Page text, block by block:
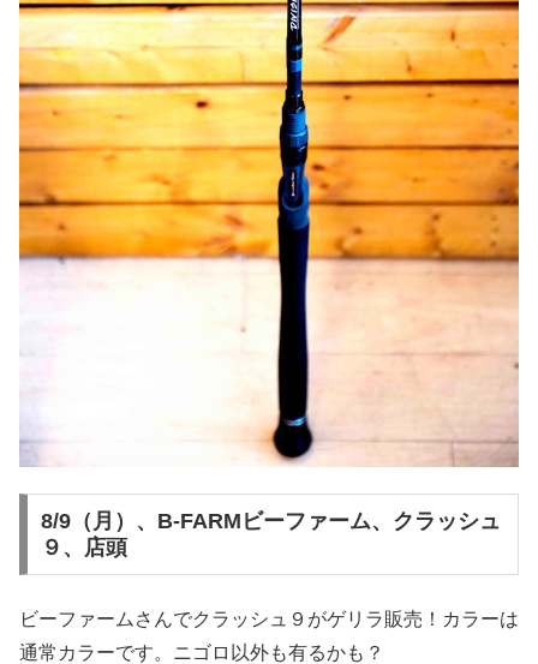
8/9（月）、B-FARMビーファーム、クラッシュ
９、店頭
ビーファームさんでクラッシュ９がゲリラ販売！カラーは
通常カラーです。ニゴロ以外も有るかも？